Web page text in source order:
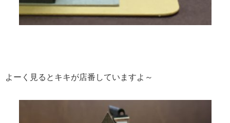
よーく見るとキキが店番していますよ～